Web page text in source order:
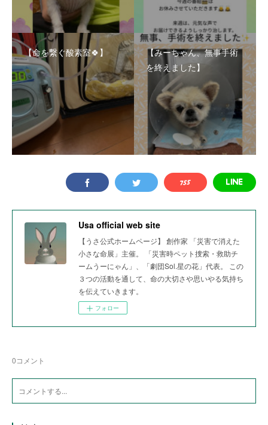
【命を繋ぐ酸素室🍀】
【みーちゃん、無事手術
を終えました】
Usa official web site
【うさ公式ホームページ】 創作家 「災害で消えた
小さな命展」主催。 「災害時ペット捜索・救助チ
ームうーにゃん」、「劇団Sol.星の花」代表。 この
３つの活動を通して、命の大切さや思いやる気持ち
を伝えていきます。
フォロー
0コメント